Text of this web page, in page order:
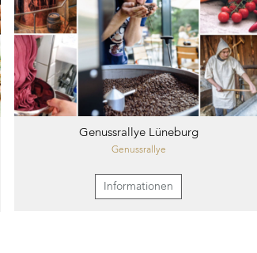
Genussrallye Lüneburg
Genussrallye
Informationen